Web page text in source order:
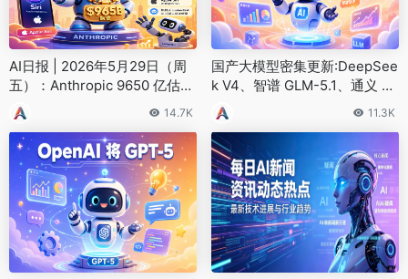
AI日报 | 2026年5月29日（周
五）：Anthropic 9650 亿估值
融资、Opus 4.8 发布
14.7K
国产大模型密集更新:DeepSee
k V4、智谱 GLM-5.1、通义 Q
wen3.6
11.3K